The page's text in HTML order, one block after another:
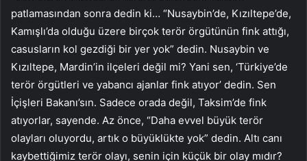
patlamasından sonra dedin ki… “Nusaybin’de, Kızıltepe’de,
Kamışlı’da olduğu üzere birçok terör örgütünün fink attığı,
casusların kol gezdiği bir yer yok” dedin. Nusaybin ve
Kızıltepe, Mardin’in ilçeleri değil mi? Yani sen, ‘Türkiye’de
terör örgütleri ve yabancı ajanlar fink atıyor’ dedin. Sen
İçişleri Bakanı’sın. Sadece orada değil, Taksim’de fink
atıyorlar, sayende. Az önce, “Daha evvel büyük terör
olayları oluyordu, artık o büyüklükte yok” dedin. Altı canı
kaybettiğimiz terör olayı, senin için küçük bir olay mıdır?